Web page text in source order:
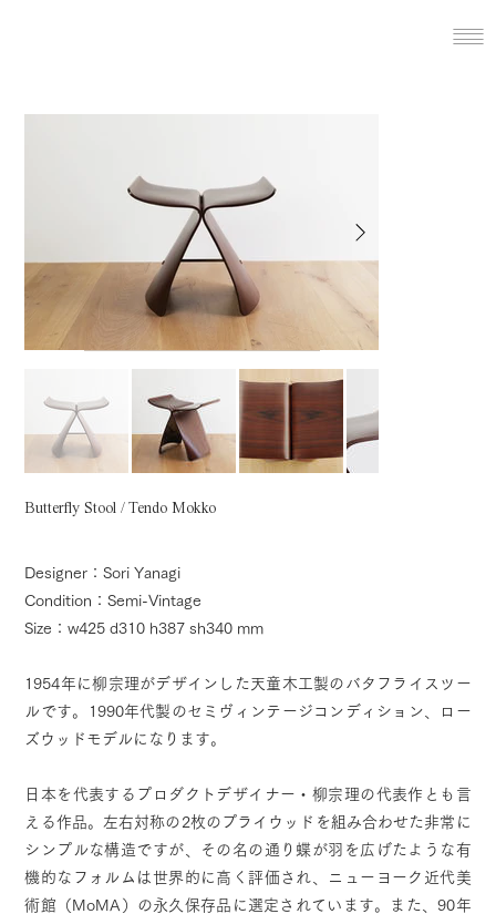
Butterfly Stool / Tendo Mokko
Designer：Sori Yanagi
Condition：Semi-Vintage
Size：w425 d310 h387 sh340 mm
1954年に柳宗理がデザインした天童木工製のバタフライスツー
ルです。1990年代製のセミヴィンテージコンディション、ロー
ズウッドモデルになります。
日本を代表するプロダクトデザイナー・柳宗理の代表作とも言
える作品。左右対称の2枚のプライウッドを組み合わせた非常に
シンプルな構造ですが、その名の通り蝶が羽を広げたような有
機的なフォルムは世界的に高く評価され、ニューヨーク近代美
術館（MoMA）の永久保存品に選定されています。また、90年